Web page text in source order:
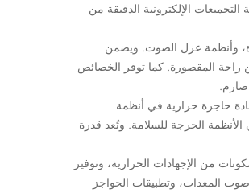
الإلكترونية الدقيقة من
وأنظمة عزل الصوت. ويضمن
المقصورة. كما توفر الخصائص
صارم.
حاجزة حرارية في أنظمة
الأنظمة الحرجة للسلامة. وتُعد قدرة
من الإجهادات الحرارية، وتوفير
صوت المعدات، وتطبيقات الحواجز